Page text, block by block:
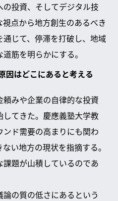
投資、そしてデジタル技
点から地方創生のあるべき
じて、停滞を打破し、地域
筋を明らかにする。
因はどこにあると考える
みや企業の自律的な投資
てきた。慶應義塾大学教
ド需要の高まりにも関わ
い地方の現状を指摘する。
題が山積しているのであ
の質の低さにあるという